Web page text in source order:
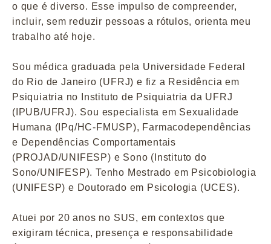
o que é diverso. Esse impulso de compreender,
incluir, sem reduzir pessoas a rótulos, orienta meu
trabalho até hoje.
Sou médica graduada pela Universidade Federal
do Rio de Janeiro (UFRJ) e fiz a Residência em
Psiquiatria no Instituto de Psiquiatria da UFRJ
(IPUB/UFRJ). Sou especialista em Sexualidade
Humana (IPq/HC-FMUSP), Farmacodependências
e Dependências Comportamentais
(PROJAD/UNIFESP) e Sono (Instituto do
Sono/UNIFESP). Tenho Mestrado em Psicobiologia
(UNIFESP) e Doutorado em Psicologia (UCES).
Atuei por 20 anos no SUS, em contextos que
exigiram técnica, presença e responsabilidade